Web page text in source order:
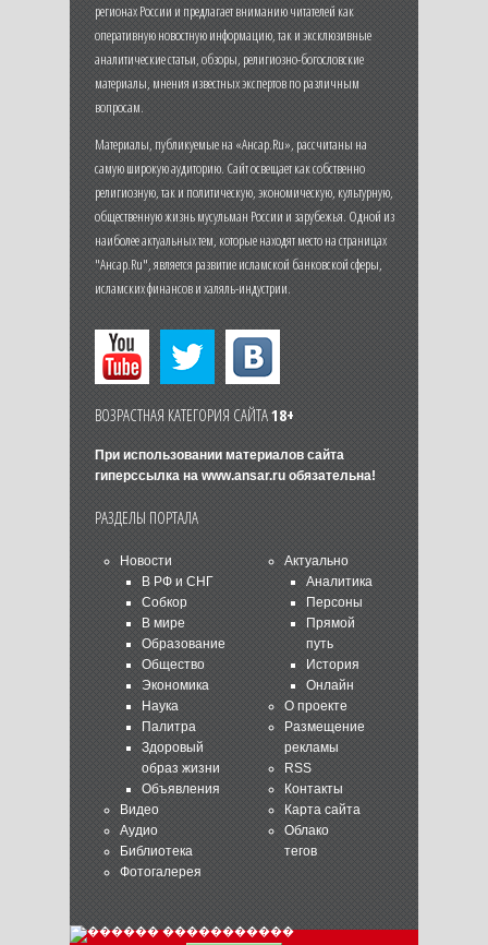
регионах России и предлагает вниманию читателей как
оперативную новостную информацию, так и эксклюзивные
аналитические статьи, обзоры, религиозно-богословские
материалы, мнения известных экспертов по различным
вопросам.
Материалы, публикуемые на «Ансар.Ru», рассчитаны на
самую широкую аудиторию. Сайт освещает как собственно
религиозную, так и политическую, экономическую, культурную,
общественную жизнь мусульман России и зарубежья. Одной из
наиболее актуальных тем, которые находят место на страницах
"Ансар.Ru", является развитие исламской банковской сферы,
исламских финансов и халяль-индустрии.
ВОЗРАСТНАЯ КАТЕГОРИЯ САЙТА18+
При использовании материалов сайта
гиперссылка на www.ansar.ruобязательна!
РАЗДЕЛЫ ПОРТАЛА
Новости
В РФ и СНГ
Собкор
В мире
Образование
Общество
Экономика
Наука
Палитра
Здоровый
образ жизни
Объявления
Видео
Аудио
Библиотека
Фотогалерея
Актуально
Аналитика
Персоны
Прямой
путь
История
Онлайн
О проекте
Размещение
рекламы
RSS
Контакты
Карта сайта
Облако
тегов